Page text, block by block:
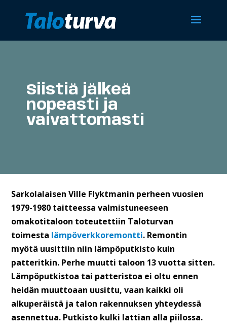
Siistiä jälkeä
nopeasti ja
vaivattomasti
Sarkolalaisen Ville Flyktmanin perheen vuosien
1979-1980 taitteessa valmistuneeseen
omakotitaloon toteutettiin Taloturvan
toimesta lämpöverkkoremontti. Remontin
myötä uusittiin niin lämpöputkisto kuin
patteritkin. Perhe muutti taloon 13 vuotta sitten.
Lämpöputkistoa tai patteristoa ei oltu ennen
heidän muuttoaan uusittu, vaan kaikki oli
alkuperäistä ja talon rakennuksen yhteydessä
asennettua. Putkisto kulki lattian alla piilossa.